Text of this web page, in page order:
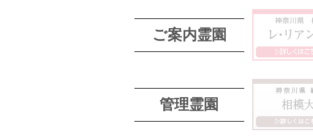
ご案内霊園
管理霊園